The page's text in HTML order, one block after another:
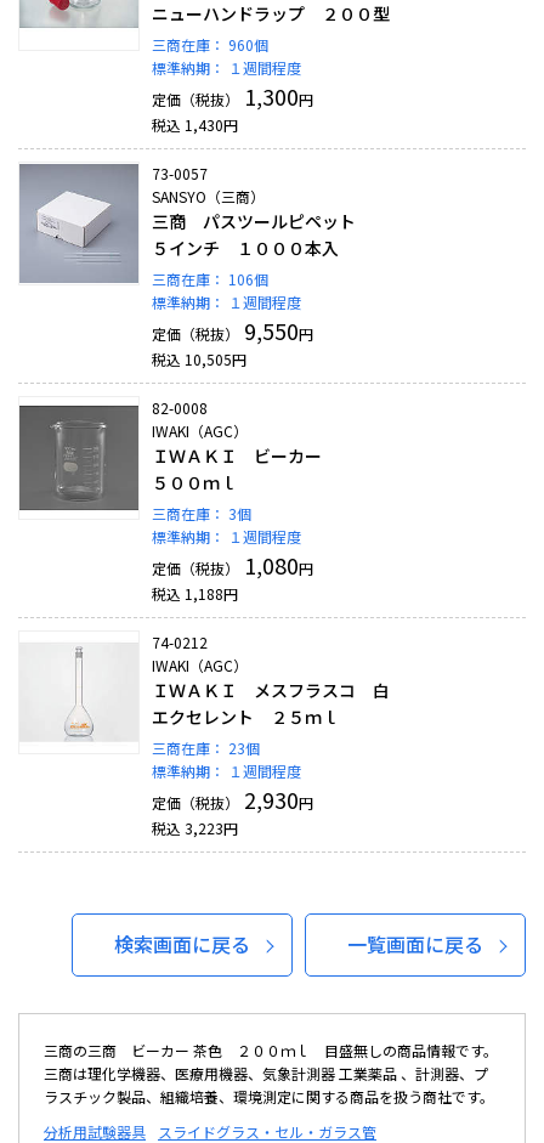
ニューハンドラップ ２００型
三商在庫： 960個
標準納期：
１週間程度
定価（税抜）
1,300円
税込 1,430円
73-0057
SANSYO（三商）
三商 パスツールピペット
５インチ １０００本入
三商在庫： 106個
標準納期：
１週間程度
定価（税抜）
9,550円
税込 10,505円
82-0008
IWAKI（AGC）
ＩＷＡＫＩ ビーカー
５００ｍｌ
三商在庫： 3個
標準納期：
１週間程度
定価（税抜）
1,080円
税込 1,188円
74-0212
IWAKI（AGC）
ＩＷＡＫＩ メスフラスコ 白
エクセレント ２５ｍｌ
三商在庫： 23個
標準納期：
１週間程度
定価（税抜）
2,930円
税込 3,223円
検索画面に戻る 一覧画面に戻る
三商の三商 ビーカー 茶色 ２００ｍｌ 目盛無しの商品情報です。
三商は理化学機器、医療用機器、気象計測器 工業薬品 、計測器、プ
ラスチック製品、組織培養、環境測定に関する商品を扱う商社です。
分析用試験器具
スライドグラス・セル・ガラス管